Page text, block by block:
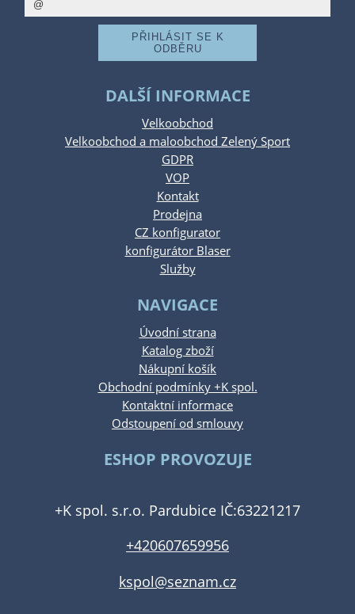
DALŠÍ INFORMACE
Velkoobchod
Velkoobchod a maloobchod Zelený Sport
GDPR
VOP
Kontakt
Prodejna
CZ konfigurator
konfigurátor Blaser
Služby
NAVIGACE
Úvodní strana
Katalog zboží
Nákupní košík
Obchodní podmínky +K spol.
Kontaktní informace
Odstoupení od smlouvy
ESHOP PROVOZUJE
+K spol. s.r.o. Pardubice IČ:63221217
+420607659956
kspol@seznam.cz